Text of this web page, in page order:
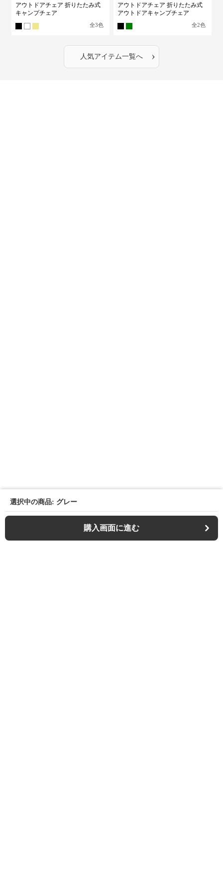
選択中の商品: グレー
購入画面に進む
アウトドアチェア 折りたたみ式
キャンプチェア
全3色
アウトドアチェア 折りたたみ式
アウトドアキャンプチェア
全2色
人気アイテム一覧へ ›